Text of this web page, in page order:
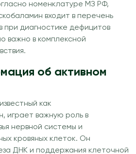
номенклатуре МЗ РФ,
входит в перечень
при диагностике дефицитов
важно в комплексной
об активном
как
играет важную роль в
нервной системы и
кровяных клеток. Он
ДНК и поддержания клеточной